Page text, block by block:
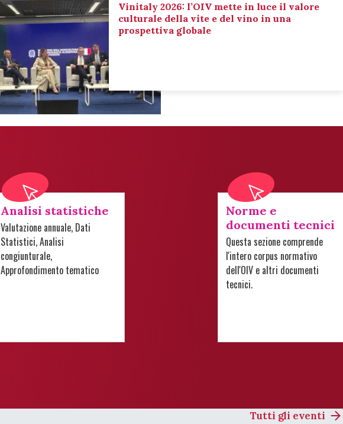
Vinitaly 2026: l’OIV mette in luce il valore
culturale della vite e del vino in una
prospettiva globale
Analisi statistiche
Valutazione annuale, Dati
Statistici, Analisi
congiunturale,
Approfondimento tematico
Norme e
documenti tecnici
Questa sezione comprende
l'intero corpus normativo
dell'OIV e altri documenti
tecnici.
Tutti gli eventi